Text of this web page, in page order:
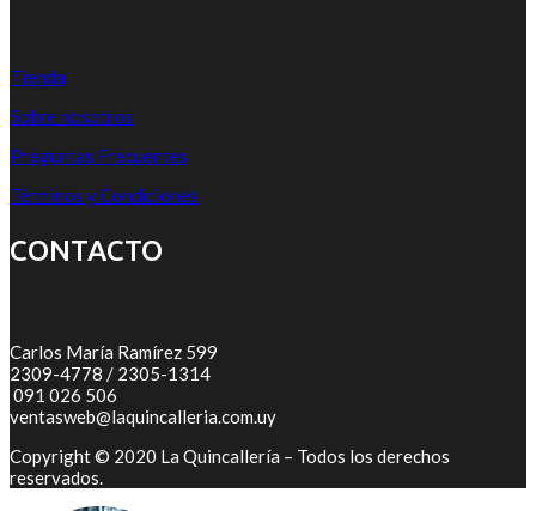
Tienda
Sobre nosotros
Preguntas Frecuentes
Términos y Condiciones
CONTACTO
Carlos María Ramírez 599
2309-4778 / 2305-1314
091 026 506
ventasweb@laquincalleria.com.uy
Copyright © 2020 La Quincallería – Todos los derechos
reservados.